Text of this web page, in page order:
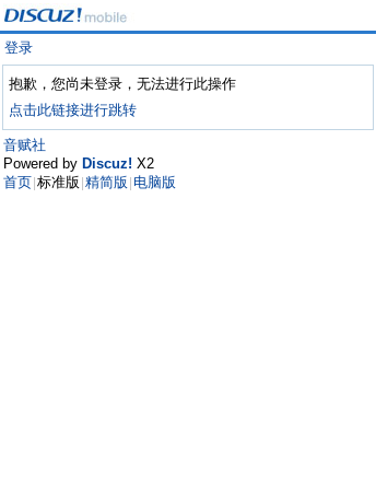
登录
抱歉，您尚未登录，无法进行此操作
点击此链接进行跳转
音赋社
Powered by Discuz! X2
首页 标准版 精简版 电脑版